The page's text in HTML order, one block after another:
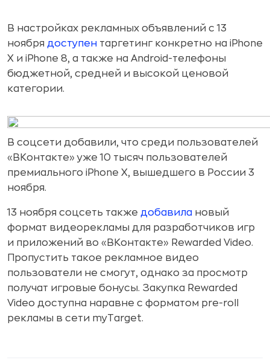
В настройках рекламных объявлений с 13
ноября доступен таргетинг конкретно на iPhone
X и iPhone 8, а также на Android-телефоны
бюджетной, средней и высокой ценовой
категории.
В соцсети добавили, что среди пользователей
«ВКонтакте» уже 10 тысяч пользователей
премиального iPhone X, вышедшего в России 3
ноября.
13 ноября соцсеть также добавила новый
формат видеорекламы для разработчиков игр
и приложений во «ВКонтакте» Rewarded Video.
Пропустить такое рекламное видео
пользователи не смогут, однако за просмотр
получат игровые бонусы. Закупка Rewarded
Video доступна наравне с форматом pre-roll
рекламы в сети myTarget.